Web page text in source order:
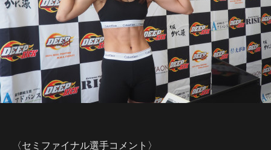
〈セミファイナル選手コメント〉